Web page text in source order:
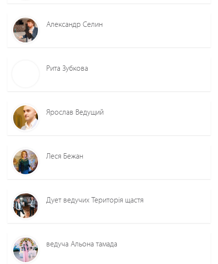
Александр Селин
Рита Зубкова
Ярослав Ведущий
Леся Бежан
Дует ведучих Територія щастя
ведуча Альона тамада